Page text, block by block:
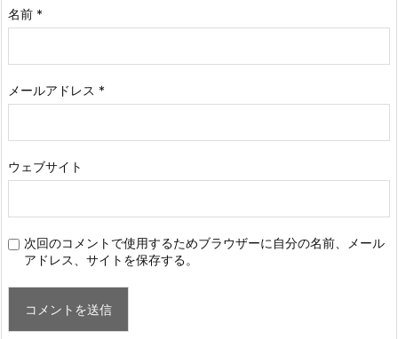
名前 *
メールアドレス *
ウェブサイト
次回のコメントで使用するためブラウザーに自分の名前、メール
アドレス、サイトを保存する。